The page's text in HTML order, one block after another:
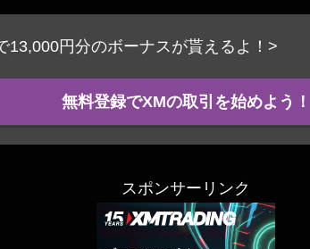
13,000円分のボーナスが貰えるよ！>
無料登録でXMの取引を始めよう！
スポンサーリンク